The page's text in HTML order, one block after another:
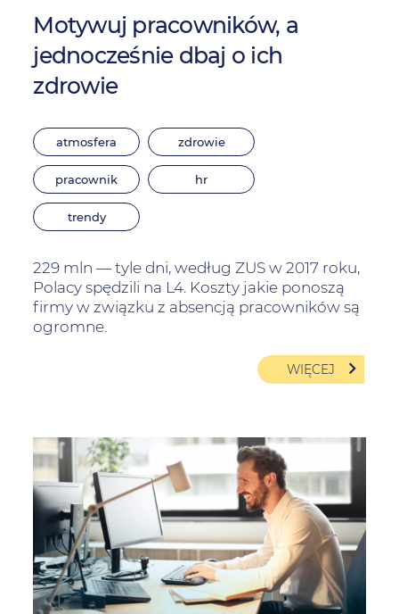
Motywuj pracowników, a
jednocześnie dbaj o ich
zdrowie
atmosfera zdrowie
pracownik hr
trendy
229 mln — tyle dni, według ZUS w 2017 roku,
Polacy spędzili na L4. Koszty jakie ponoszą
firmy w związku z absencją pracowników są
ogromne.
WIĘCEJ